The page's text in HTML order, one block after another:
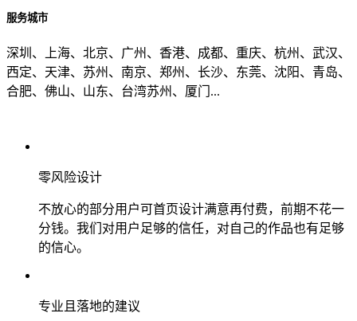
服务城市
深圳、上海、北京、广州、香港、成都、重庆、杭州、武汉、
西定、天津、苏州、南京、郑州、长沙、东莞、沈阳、青岛、
合肥、佛山、山东、台湾苏州、厦门...
零风险设计
不放心的部分用户可首页设计满意再付费，前期不花一
分钱。我们对用户足够的信任，对自己的作品也有足够
的信心。
专业且落地的建议